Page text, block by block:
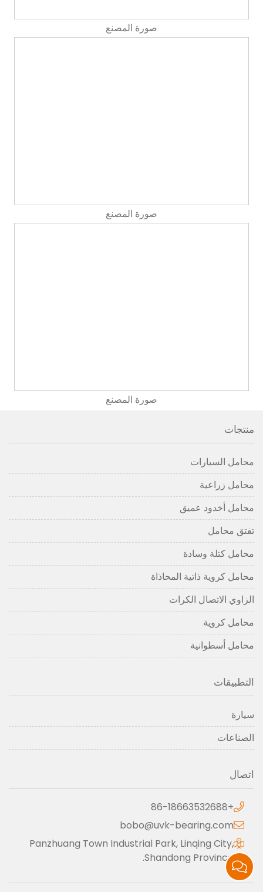
صورة المصنع
صورة المصنع
صورة المصنع
منتجات
محامل السيارات
محامل زراعية
محامل أخدود عميق
تفتق محامل
محامل كتلة وسادة
محامل كروية ذاتية المحاذاة
الزاوي الاتصال الكرات
محامل كروية
محامل أسطوانية
التطبيقات
سيارة
الصناعات
اتصال
+86-18663532688
bobo@uvk-bearing.com
Panzhuang Town Industrial Park, Linqing City,
Shandong Province.